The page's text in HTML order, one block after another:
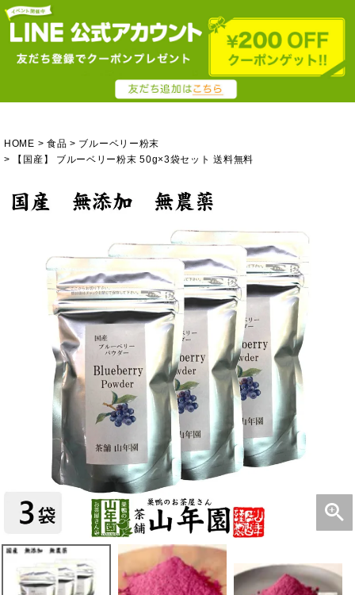
HOME 食品
ブルーベリー粉末
【国産】 ブルーベリー粉末 50g×3袋セット 送料無料